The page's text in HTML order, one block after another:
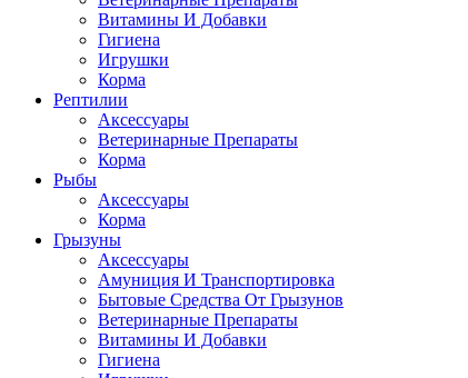
Витамины И Добавки
Гигиена
Игрушки
Корма
Рептилии
Аксессуары
Ветеринарные Препараты
Корма
Рыбы
Аксессуары
Корма
Грызуны
Аксессуары
Амуниция И Транспортировка
Бытовые Средства От Грызунов
Ветеринарные Препараты
Витамины И Добавки
Гигиена